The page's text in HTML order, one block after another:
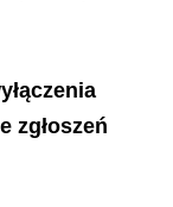
zgłoszeń